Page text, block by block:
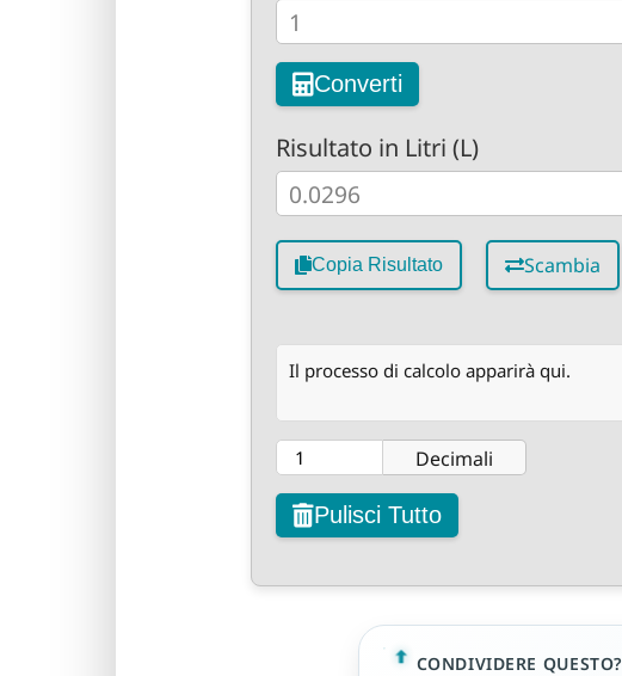
Converti
Risultato in Litri (L)
Copia Risultato Scambia
Il processo di calcolo apparirà qui.
Decimali
Pulisci Tutto
CONDIVIDERE QUESTO?